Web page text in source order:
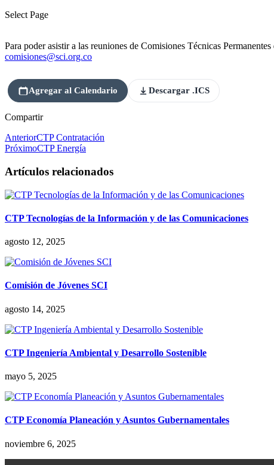
Select Page
Para poder asistir a las reuniones de Comisiones Técnicas
comisiones@sci.org.co
Agregar al Calendario Descargar .ICS
Compartir
AnteriorCTP Contratación
PróximoCTP Energía
Artículos relacionados
CTP Tecnologías de la Información y de las Comunicaciones
agosto 12, 2025
Comisión de Jóvenes SCI
agosto 14, 2025
CTP Ingeniería Ambiental y Desarrollo Sostenible
mayo 5, 2025
CTP Economía Planeación y Asuntos Gubernamentales
noviembre 6, 2025